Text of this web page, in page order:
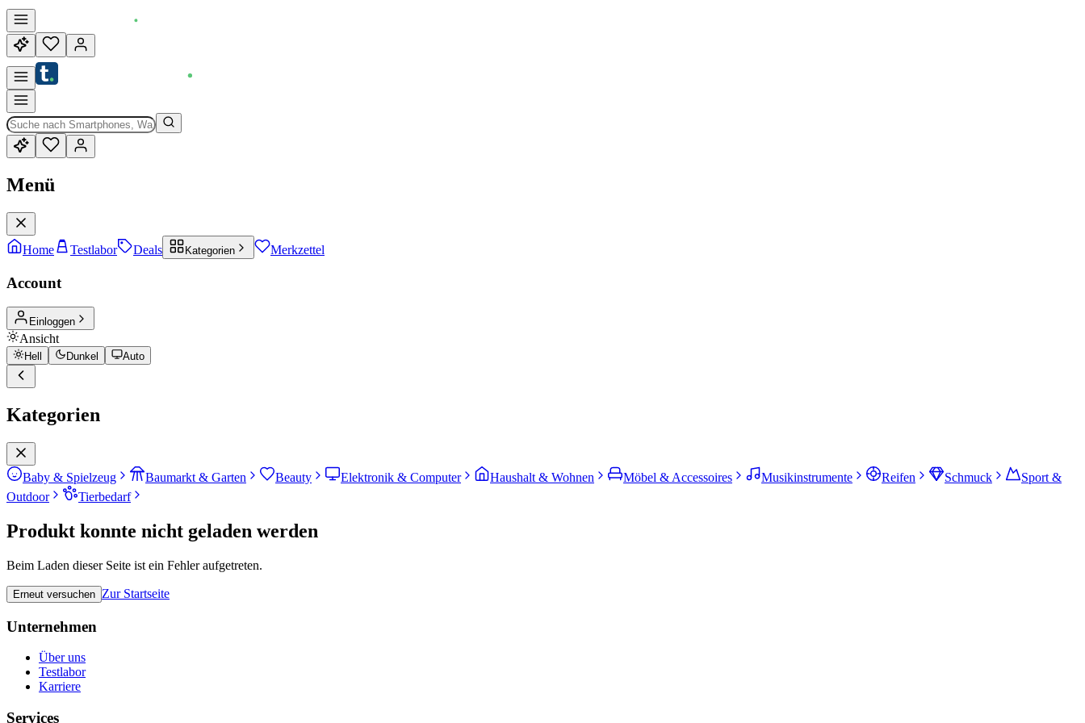
Menü
Home Testlabor Deals Kategorien Merkzettel
Account
Einloggen
Ansicht
Hell Dunkel Auto
Kategorien
Baby & Spielzeug Baumarkt & Garten Beauty Elektronik & Computer Haushalt & Wohnen Möbel & Accessoires Musikinstrumente Reifen Schmuck
Sport &
Outdoor
Tierbedarf
Produkt konnte nicht geladen werden
Beim Laden dieser Seite ist ein Fehler aufgetreten.
Erneut versuchen Zur Startseite
Unternehmen
Über uns
Testlabor
Karriere
Services